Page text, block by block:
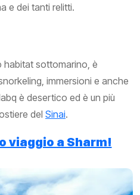
e dei tanti relitti.
habitat sottomarino, è
immersioni e anche
è desertico ed è un più
del Sinai.
viaggio a Sharm!